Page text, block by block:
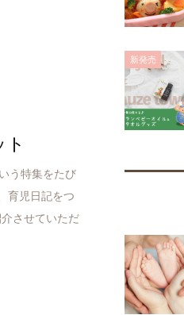
う特集をたび
育児日記をつ
させていただ
新発売